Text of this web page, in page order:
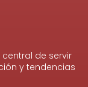
de servir
y tendencias